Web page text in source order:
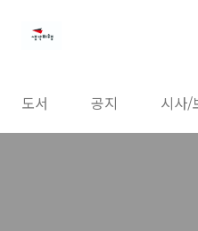
도서 공지 시사/